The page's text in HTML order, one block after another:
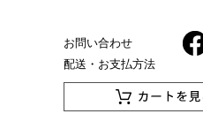
お問い合わせ
配送・お支払方法